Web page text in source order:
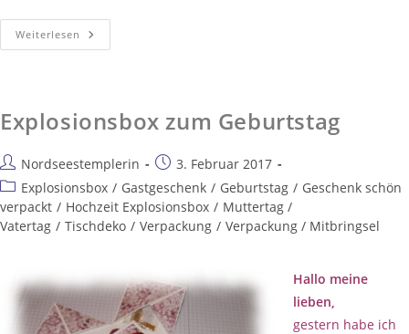
Weiterlesen
Explosionsbox zum Geburtstag
Nordseestemplerin
3. Februar 2017
Explosionsbox / Gastgeschenk / Geburtstag / Geschenk schön
verpackt / Hochzeit Explosionsbox / Muttertag /
Vatertag / Tischdeko / Verpackung / Verpackung / Mitbringsel
Hallo meine
lieben,
gestern habe ich